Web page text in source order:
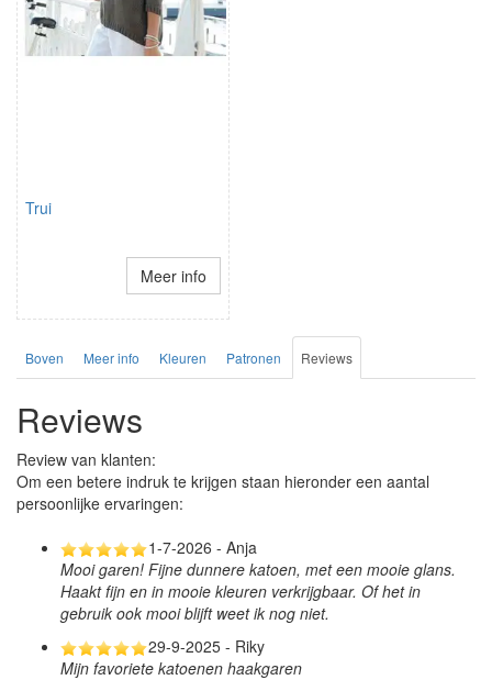
Trui
Meer info
Boven Meer info Kleuren Patronen Reviews
Reviews
Review van klanten:
Om een betere indruk te krijgen staan hieronder een aantal
persoonlijke ervaringen:
1-7-2026 - Anja
Mooi garen! Fijne dunnere katoen, met een mooie glans.
Haakt fijn en in mooie kleuren verkrijgbaar. Of het in
gebruik ook mooi blijft weet ik nog niet.
29-9-2025 - Riky
Mijn favoriete katoenen haakgaren